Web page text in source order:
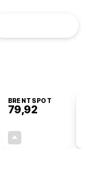
BRENTSPOT
79,92